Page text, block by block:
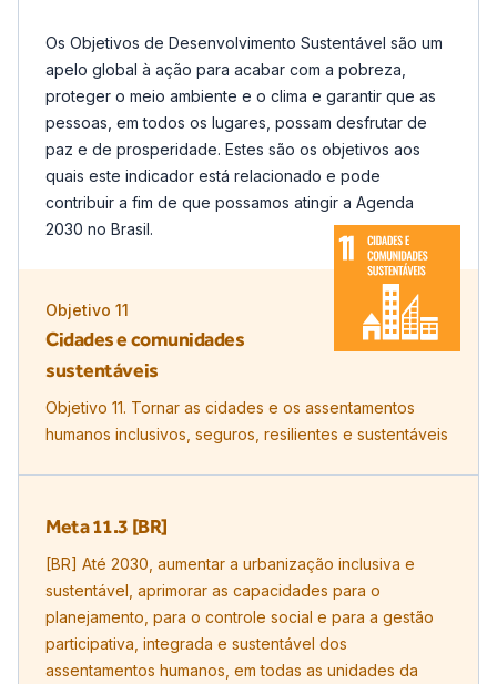
Os Objetivos de Desenvolvimento Sustentável são um
apelo global à ação para acabar com a pobreza,
proteger o meio ambiente e o clima e garantir que as
pessoas, em todos os lugares, possam desfrutar de
paz e de prosperidade. Estes são os objetivos aos
quais este indicador está relacionado e pode
contribuir a fim de que possamos atingir a Agenda
2030 no Brasil.
Objetivo 11
Cidades e comunidades
sustentáveis
Objetivo 11. Tornar as cidades e os assentamentos
humanos inclusivos, seguros, resilientes e sustentáveis
Meta11.3 [BR]
[BR] Até 2030, aumentar a urbanização inclusiva e
sustentável, aprimorar as capacidades para o
planejamento, para o controle social e para a gestão
participativa, integrada e sustentável dos
assentamentos humanos, em todas as unidades da